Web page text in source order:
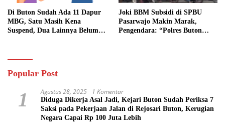
Di Buton Sudah Ada 11 Dapur
MBG, Satu Masih Kena
Suspend, Dua Lainnya Belum
Joki BBM Subsidi di SPBU
Pasarwajo Makin Marak,
Pengendara: “Polres Buton
Popular Post
1 Agustus 28, 2025 1 Komentar
Diduga Dikerja Asal Jadi, Kejari Buton Sudah Periksa 7
Saksi pada Pekerjaan Jalan di Rejosari Buton, Kerugian
Negara Capai Rp 100 Juta Lebih